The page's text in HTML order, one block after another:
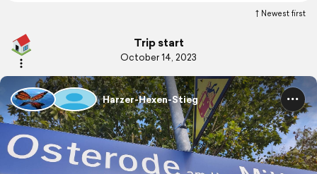
Newest first
Trip start
October 14, 2023
Harzer-Hexen-Stieg